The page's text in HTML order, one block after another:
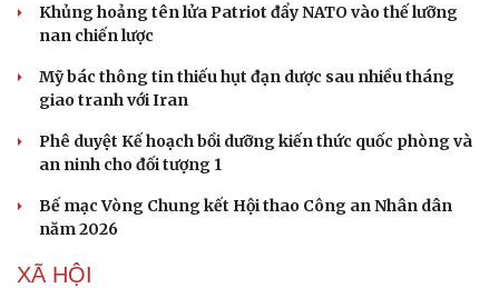
Khủng hoảng tên lửa Patriot đẩy NATO vào thế lưỡng
nan chiến lược
Mỹ bác thông tin thiếu hụt đạn dược sau nhiều tháng
giao tranh với Iran
Phê duyệt Kế hoạch bồi dưỡng kiến thức quốc phòng và
an ninh cho đối tượng 1
Bế mạc Vòng Chung kết Hội thao Công an Nhân dân
năm 2026
XÃ HỘI